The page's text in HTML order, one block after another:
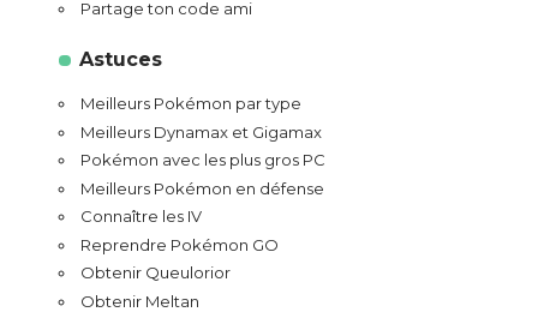
Partage ton code ami
Astuces
Meilleurs Pokémon par type
Meilleurs Dynamax et Gigamax
Pokémon avec les plus gros PC
Meilleurs Pokémon en défense
Connaître les IV
Reprendre Pokémon GO
Obtenir Queulorior
Obtenir Meltan